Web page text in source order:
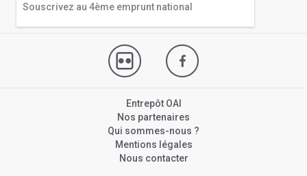
Souscrivez au 4ème emprunt national
Entrepôt OAI
Nos partenaires
Qui sommes-nous ?
Mentions légales
Nous contacter